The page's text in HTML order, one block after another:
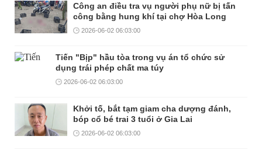
Công an điều tra vụ người phụ nữ bị tấn
công bằng hung khí tại chợ Hòa Long
2026-06-02 06:03:00
Tiến "Bịp" hầu tòa trong vụ án tổ chức sử
dụng trái phép chất ma túy
2026-06-02 06:03:00
Khởi tố, bắt tạm giam cha dượng đánh,
bóp cổ bé trai 3 tuổi ở Gia Lai
2026-06-02 06:03:00